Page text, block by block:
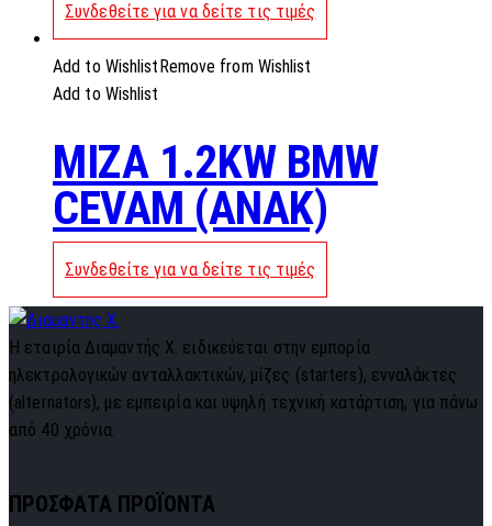
Συνδεθείτε για να δείτε τις τιμές
Add to WishlistRemove from Wishlist
Add to Wishlist
MIZA 1.2KW BMW
CEVAM (ANAK)
Συνδεθείτε για να δείτε τις τιμές
Η εταιρία Διαμαντής Χ. ειδικεύεται στην εμπορία
ηλεκτρολογικών ανταλλακτικών, μίζες (starters), ενναλάκτες
(alternators), με εμπειρία και υψηλή τεχνική κατάρτιση, για πάνω
από 40 χρόνια.
ΠΡΟΣΦΑΤΑ ΠΡΟΪΟΝΤΑ